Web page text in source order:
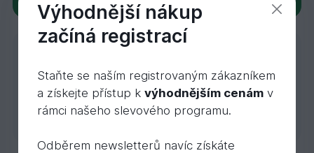
Máte speciální přání?
Rádi Vám zodpovíme
individuální dotazy, odborně
poradíme nebo uděláme
Poptávka
Výhodnější nákup
začíná registrací
Staňte se naším registrovaným zákazníkem
a získejte přístup k výhodnějším cenámv
rámci našeho slevového programu.
Odběrem newsletterů navíc získáte